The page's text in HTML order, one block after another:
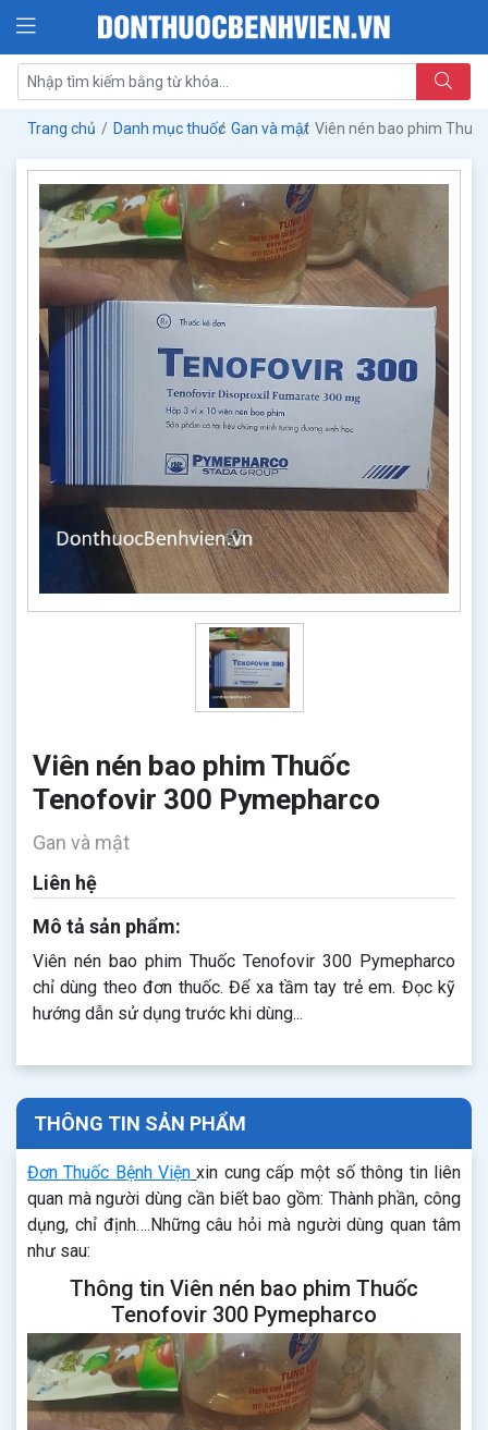
Trang chủ Danh mục thuốc Gan và mật Viên nén bao phim
Viên nén bao phim Thuốc
Tenofovir 300 Pymepharco
Gan và mật
Liên hệ
Mô tả sản phẩm:
Viên nén bao phim Thuốc Tenofovir 300 Pymepharco​​​​​​​
chỉ dùng theo đơn thuốc. Để xa tầm tay trẻ em. Đọc kỹ
hướng dẫn sử dụng trước khi dùng...
THÔNG TIN SẢN PHẨM
Đơn Thuốc Bệnh Viện xin cung cấp một số thông tin liên
quan mà người dùng cần biết bao gồm: Thành phần, công
dụng, chỉ định….Những câu hỏi mà người dùng quan tâm
như sau:
Thông tin Viên nén bao phim Thuốc
Tenofovir 300 Pymepharco